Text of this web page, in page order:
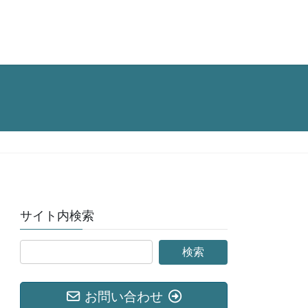
サイト内検索
お問い合わせ